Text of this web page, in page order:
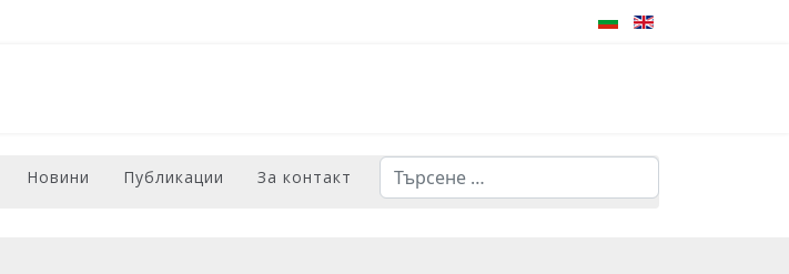
Новини Публикации За контакт
Търсене